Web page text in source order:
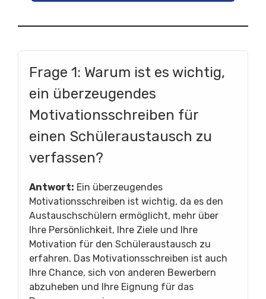
Frage 1: Warum ist es wichtig,
ein überzeugendes
Motivationsschreiben für
einen Schüleraustausch zu
verfassen?
Antwort: Ein überzeugendes
Motivationsschreiben ist wichtig, da es den
Austauschschülern ermöglicht, mehr über
Ihre Persönlichkeit, Ihre Ziele und Ihre
Motivation für den Schüleraustausch zu
erfahren. Das Motivationsschreiben ist auch
Ihre Chance, sich von anderen Bewerbern
abzuheben und Ihre Eignung für das